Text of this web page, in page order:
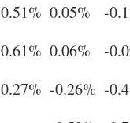
0.51% 0.05% -
0.61% 0.06% -
0.27% -0.26% -